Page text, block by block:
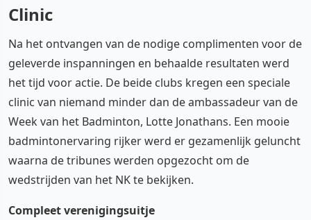
Clinic
Na het ontvangen van de nodige complimenten voor de
geleverde inspanningen en behaalde resultaten werd
het tijd voor actie. De beide clubs kregen een speciale
clinic van niemand minder dan de ambassadeur van de
Week van het Badminton, Lotte Jonathans. Een mooie
badmintonervaring rijker werd er gezamenlijk geluncht
waarna de tribunes werden opgezocht om de
wedstrijden van het NK te bekijken.
Compleet verenigingsuitje